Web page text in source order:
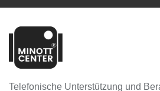
Telefonische Unterstützung und